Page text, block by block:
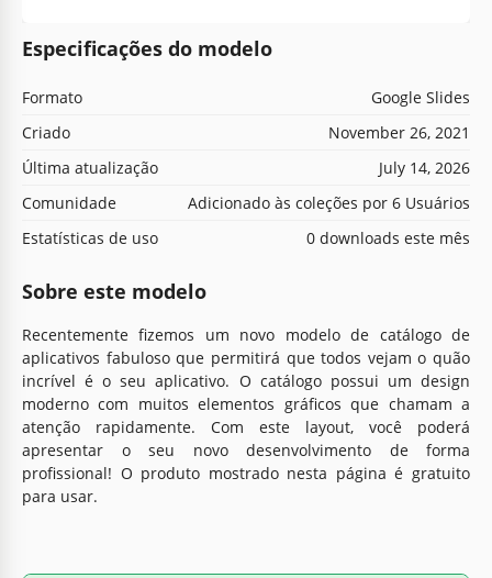
Especificações do modelo
Formato
Google Slides
Criado
November 26, 2021
Última atualização
July 14, 2026
Comunidade
Adicionado às coleções por 6 Usuários
Estatísticas de uso
0 downloads este mês
Sobre este modelo
Recentemente fizemos um novo modelo de catálogo de
aplicativos fabuloso que permitirá que todos vejam o quão
incrível é o seu aplicativo. O catálogo possui um design
moderno com muitos elementos gráficos que chamam a
atenção rapidamente. Com este layout, você poderá
apresentar o seu novo desenvolvimento de forma
profissional! O produto mostrado nesta página é gratuito
para usar.